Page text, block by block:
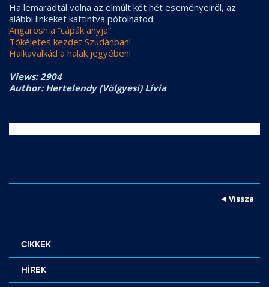
Ha lemaradtál volna az elmúlt két hét eseményeiről, az
alábbi linkeket kattintva pótolhatod:
Angarosh a “cápák anyja”
Tökéletes kezdet Szudánban!
Halkavalkád a halak jegyében!
Views: 2904
Author: Hertelendy (Völgyesi) Lívia
Vissza
CIKKEK
HÍREK